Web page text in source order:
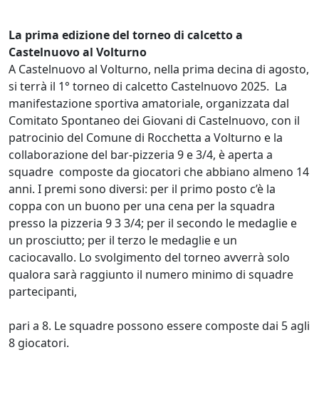
La prima edizione del torneo di calcetto a
Castelnuovo al Volturno
A Castelnuovo al Volturno, nella prima decina di agosto,
si terrà il 1° torneo di calcetto Castelnuovo 2025. La
manifestazione sportiva amatoriale, organizzata dal
Comitato Spontaneo dei Giovani di Castelnuovo, con il
patrocinio del Comune di Rocchetta a Volturno e la
collaborazione del bar-pizzeria 9 e 3/4, è aperta a
squadre composte da giocatori che abbiano almeno 14
anni. I premi sono diversi: per il primo posto c’è la
coppa con un buono per una cena per la squadra
presso la pizzeria 9 3 3/4; per il secondo le medaglie e
un prosciutto; per il terzo le medaglie e un
caciocavallo. Lo svolgimento del torneo avverrà solo
qualora sarà raggiunto il numero minimo di squadre
partecipanti,
pari a 8. Le squadre possono essere composte dai 5 agli
8 giocatori.